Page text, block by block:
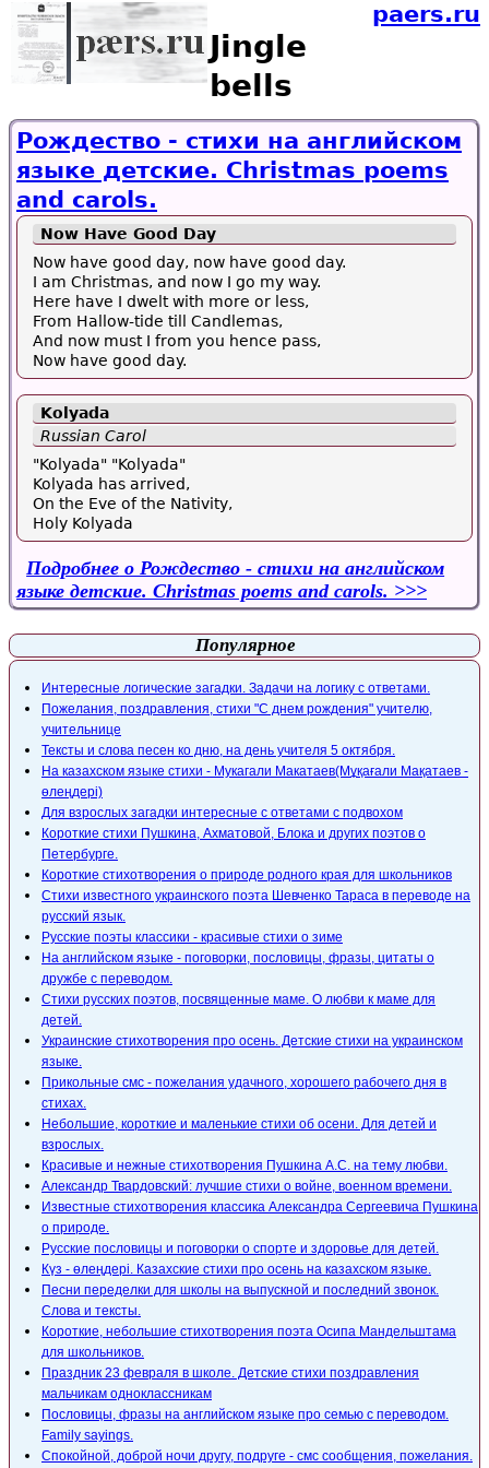
paers.ru
Jingle
bells
Рождество - стихи на английском
языке детские. Christmas poems
and carols.
Now Have Good Day
Now have good day, now have good day.
I am Christmas, and now I go my way.
Here have I dwelt with more or less,
From Hallow-tide till Candlemas,
And now must I from you hence pass,
Now have good day.
Kolyada
Russian Carol
"Kolyada" "Kolyada"
Kolyada has arrived,
On the Eve of the Nativity,
Holy Kolyada
Подробнее о Рождество - стихи на английском
языке детские. Christmas poems and carols.
Популярное
Интересные логические загадки. Задачи на логику с ответами.
Пожелания, поздравления, стихи "С днем рождения" учителю,
учительнице
Тексты и слова песен ко дню, на день учителя 5 октября.
На казахском языке стихи - Мукагали Макатаев(Мұқағали Мақатаев -
өлеңдері)
Для взрослых загадки интересные с ответами с подвохом
Короткие стихи Пушкина, Ахматовой, Блока и других поэтов о
Петербурге.
Короткие стихотворения о природе родного края для школьников
Стихи известного украинского поэта Шевченко Тараса в переводе на
русский язык.
Русские поэты классики - красивые стихи о зиме
На английском языке - поговорки, пословицы, фразы, цитаты о
дружбе с переводом.
Стихи русских поэтов, посвященные маме. О любви к маме для
детей.
Украинские стихотворения про осень. Детские стихи на украинском
языке.
Прикольные смс - пожелания удачного, хорошего рабочего дня в
стихах.
Небольшие, короткие и маленькие стихи об осени. Для детей и
взрослых.
Красивые и нежные стихотворения Пушкина А.С. на тему любви.
Александр Твардовский: лучшие стихи о войне, военном времени.
Известные стихотворения классика Александра Сергеевича Пушкина
о природе.
Русские пословицы и поговорки о спорте и здоровье для детей.
Күз - өлеңдері. Казахские стихи про осень на казахском языке.
Песни переделки для школы на выпускной и последний звонок.
Слова и тексты.
Короткие, небольшие стихотворения поэта Осипа Мандельштама
для школьников.
Праздник 23 февраля в школе. Детские стихи поздравления
мальчикам одноклассникам
Пословицы, фразы на английском языке про семью с переводом.
Family sayings.
Спокойной, доброй ночи другу, подруге - смс сообщения, пожелания.